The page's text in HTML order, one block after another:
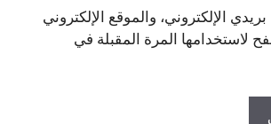
الإلكتروني، والموقع الإلكتروني
لاستخدامها المرة المقبلة في